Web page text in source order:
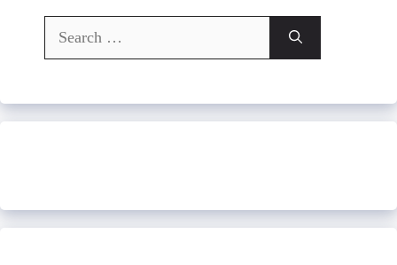
Search
for: